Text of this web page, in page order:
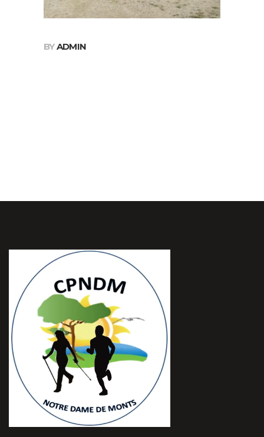
BYADMIN